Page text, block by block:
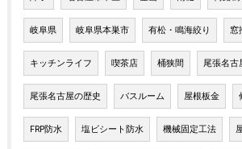
岐阜県 岐阜県本巣市 有松・鳴海絞り 窓
キッチンライフ 喫茶店 桶狭間 尾張名古
尾張名古屋の歴史 バスルーム 屋根板金
FRP防水 塩ビシート防水 機械固定工法